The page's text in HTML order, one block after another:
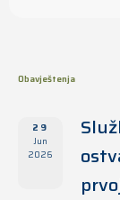
Obavještenja
29
Jun
2026